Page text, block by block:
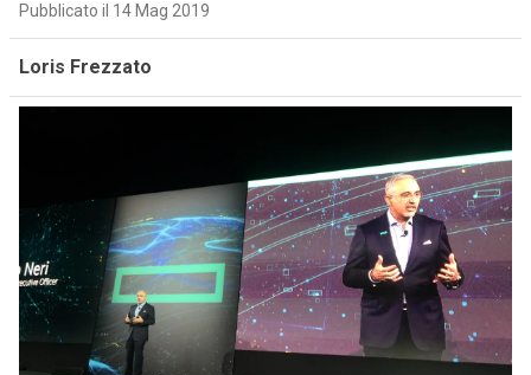
Pubblicato il 14 Mag 2019
Loris Frezzato